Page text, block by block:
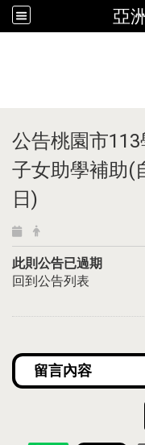
亞
公告桃園市
子女助學補助(
日)
此則公告已過期
回到公告列表